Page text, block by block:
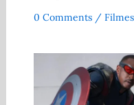
0 Comments /